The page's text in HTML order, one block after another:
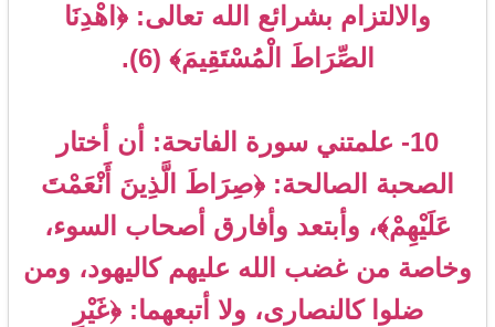
والالتزام بشرائع الله تعالى: ﴿اهْدِنَا
الصِّرَاطَ الْمُسْتَقِيمَ﴾ (6).
10- علمتني سورة الفاتحة: أن أختار
الصحبة الصالحة: ﴿صِرَاطَ الَّذِينَ أَنْعَمْتَ
عَلَيْهِمْ﴾، وأبتعد وأفارق أصحاب السوء،
وخاصة من غضب الله عليهم كاليهود، ومن
ضلوا كالنصارى، ولا أتبعهما: ﴿غَيْرِ